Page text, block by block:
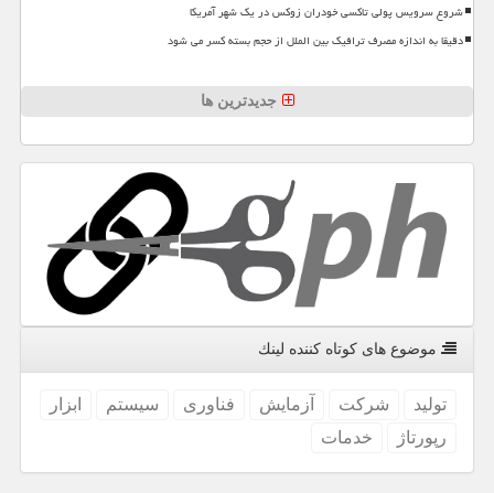
شروع سرویس پولی تاکسی خودران زوکس در یک شهر آمریکا
دقیقا به اندازه مصرف ترافیک بین الملل از حجم بسته کسر می شود
جدیدترین ها
موضوع های كوتاه كننده لینك
تولید شركت آزمایش فناوری سیستم
ابزار
رپورتاژ
خدمات